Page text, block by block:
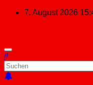
Zum
7. August 2026